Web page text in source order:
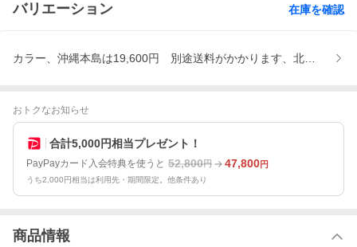
バリエーション 在庫を確認
カラー、沖縄本島は19,600円 別途送料がかかります、北海道・
おトクなお知らせ
合計5,000円相当プレゼント！
PayPayカード入会特典を使うと 52,800円 47,800円
うち2,000円相当は利用先・期間限定。他条件あり
商品情報